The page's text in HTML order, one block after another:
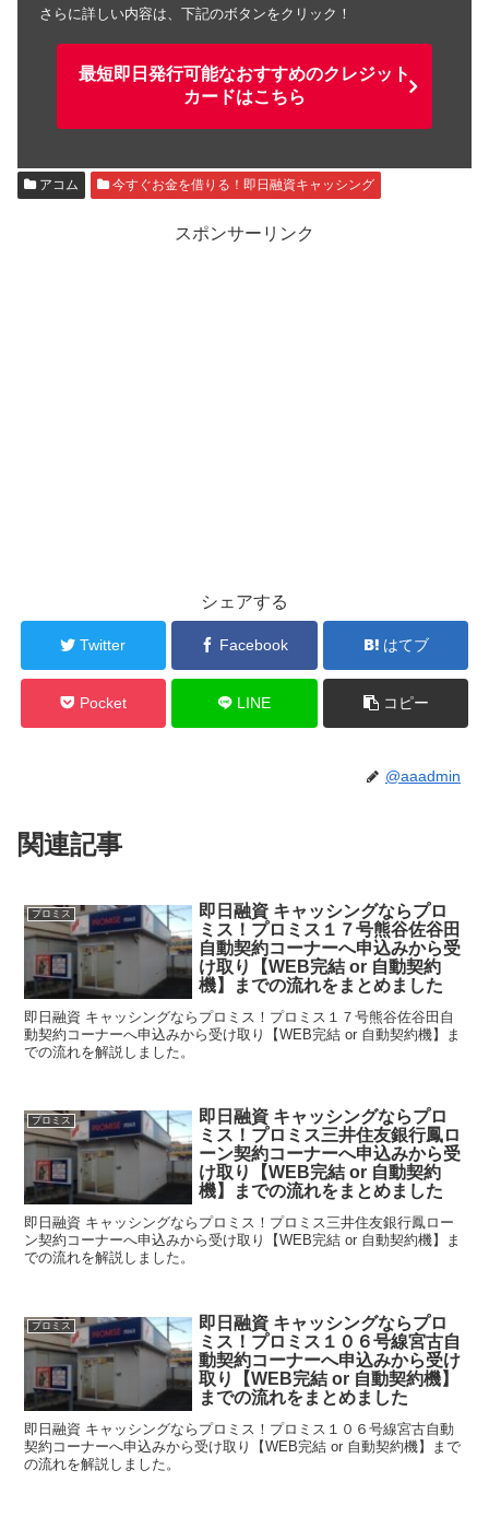
さらに詳しい内容は、下記のボタンをクリック！
最短即日発行可能なおすすめのクレジット
カードはこちら
アコム 今すぐお金を借りる！即日融資キャッシング
スポンサーリンク
シェアする
Twitter Facebook はてブ
Pocket LINE コピー
@aaadmin
関連記事
プロミス
即日融資 キャッシングならプロ
ミス！プロミス１７号熊谷佐谷田
自動契約コーナーへ申込みから受
け取り【WEB完結 or 自動契約
機】までの流れをまとめました
即日融資 キャッシングならプロミス！プロミス１７号熊谷佐谷田自
動契約コーナーへ申込みから受け取り【WEB完結 or 自動契約機】ま
での流れを解説しました。
プロミス
即日融資 キャッシングならプロ
ミス！プロミス三井住友銀行鳳ロ
ーン契約コーナーへ申込みから受
け取り【WEB完結 or 自動契約
機】までの流れをまとめました
即日融資 キャッシングならプロミス！プロミス三井住友銀行鳳ロー
ン契約コーナーへ申込みから受け取り【WEB完結 or 自動契約機】ま
での流れを解説しました。
プロミス
即日融資 キャッシングならプロ
ミス！プロミス１０６号線宮古自
動契約コーナーへ申込みから受け
取り【WEB完結 or 自動契約機】
までの流れをまとめました
即日融資 キャッシングならプロミス！プロミス１０６号線宮古自動
契約コーナーへ申込みから受け取り【WEB完結 or 自動契約機】まで
の流れを解説しました。